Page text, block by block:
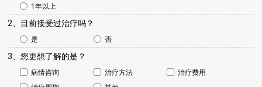
1年以上
2、目前接受过治疗吗？
是 否
3、您更想了解的是？
病情咨询 治疗方法
治疗费用